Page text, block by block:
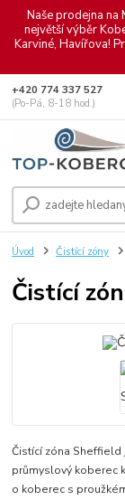
Naše prodejna
největší výběr
Karviné, Havířova!
+420 774 337 527
(Po-Pá, 8-18 hod.)
Úvod Čistící zóny
Čistící
Čistící zóna
průmyslový koberec
o koberec s